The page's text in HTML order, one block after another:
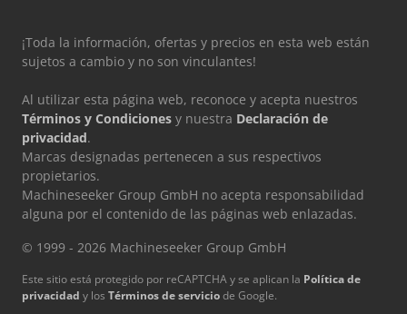
¡Toda la información, ofertas y precios en esta web están
sujetos a cambio y no son vinculantes!
Al utilizar esta página web, reconoce y acepta nuestros
Términos y Condiciones y nuestra Declaración de
privacidad.
Marcas designadas pertenecen a sus respectivos
propietarios.
Machineseeker Group GmbH no acepta responsabilidad
alguna por el contenido de las páginas web enlazadas.
© 1999 - 2026 Machineseeker Group GmbH
Este sitio está protegido por reCAPTCHA y se aplican la Política de
privacidad y los Términos de serviciode Google.